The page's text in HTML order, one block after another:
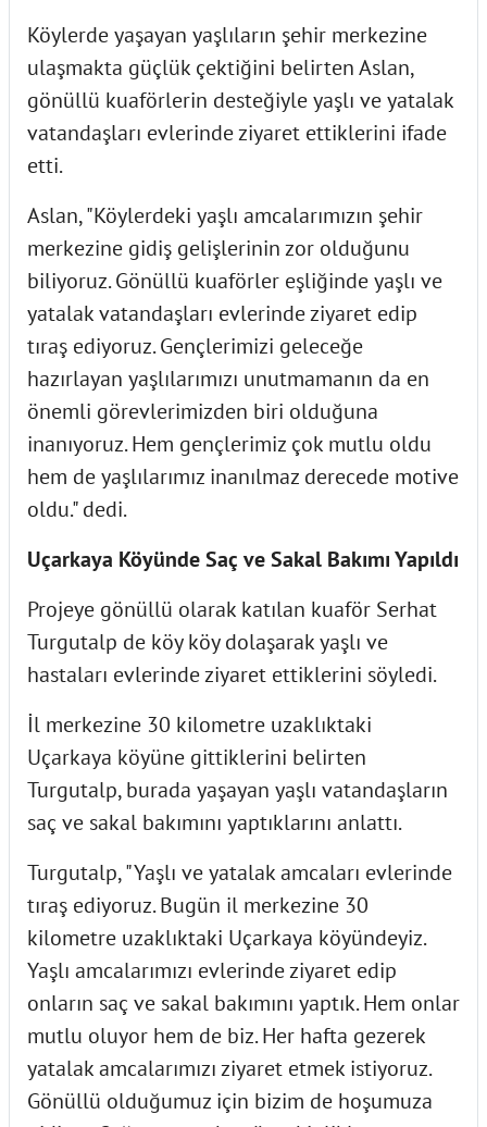
Köylerde yaşayan yaşlıların şehir merkezine
ulaşmakta güçlük çektiğini belirten Aslan,
gönüllü kuaförlerin desteğiyle yaşlı ve yatalak
vatandaşları evlerinde ziyaret ettiklerini ifade
etti.
Aslan, "Köylerdeki yaşlı amcalarımızın şehir
merkezine gidiş gelişlerinin zor olduğunu
biliyoruz. Gönüllü kuaförler eşliğinde yaşlı ve
yatalak vatandaşları evlerinde ziyaret edip
tıraş ediyoruz. Gençlerimizi geleceğe
hazırlayan yaşlılarımızı unutmamanın da en
önemli görevlerimizden biri olduğuna
inanıyoruz. Hem gençlerimiz çok mutlu oldu
hem de yaşlılarımız inanılmaz derecede motive
oldu." dedi.
Uçarkaya Köyünde Saç ve Sakal Bakımı Yapıldı
Projeye gönüllü olarak katılan kuaför Serhat
Turgutalp de köy köy dolaşarak yaşlı ve
hastaları evlerinde ziyaret ettiklerini söyledi.
İl merkezine 30 kilometre uzaklıktaki
Uçarkaya köyüne gittiklerini belirten
Turgutalp, burada yaşayan yaşlı vatandaşların
saç ve sakal bakımını yaptıklarını anlattı.
Turgutalp, "Yaşlı ve yatalak amcaları evlerinde
tıraş ediyoruz. Bugün il merkezine 30
kilometre uzaklıktaki Uçarkaya köyündeyiz.
Yaşlı amcalarımızı evlerinde ziyaret edip
onların saç ve sakal bakımını yaptık. Hem onlar
mutlu oluyor hem de biz. Her hafta gezerek
yatalak amcalarımızı ziyaret etmek istiyoruz.
Gönüllü olduğumuz için bizim de hoşumuza